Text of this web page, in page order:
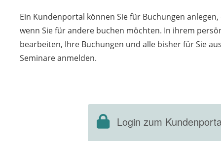
Ein Kundenportal können Sie für Buchungen
wenn Sie für andere buchen möchten. In ihrem
bearbeiten, Ihre Buchungen und alle bisher für Sie
Seminare anmelden.